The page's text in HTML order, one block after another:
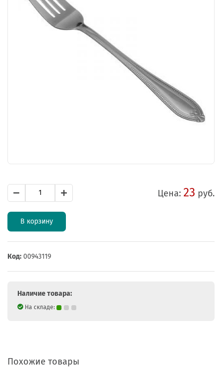
Цена: 23 руб.
В корзину
Код: 00943119
Наличие товара:
На складе:
Похожие товары